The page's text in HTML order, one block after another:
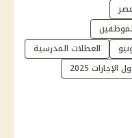
العطلات المدرسية
الإجازات 2025